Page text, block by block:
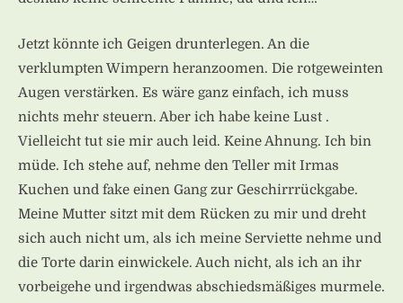
Jetzt könnte ich Geigen drunterlegen. An die
verklumpten Wimpern heranzoomen. Die rotgeweinten
Augen verstärken. Es wäre ganz einfach, ich muss
nichts mehr steuern. Aber ich habe keine Lust .
Vielleicht tut sie mir auch leid. Keine Ahnung. Ich bin
müde. Ich stehe auf, nehme den Teller mit Irmas
Kuchen und fake einen Gang zur Geschirrrückgabe.
Meine Mutter sitzt mit dem Rücken zu mir und dreht
sich auch nicht um, als ich meine Serviette nehme und
die Torte darin einwickele. Auch nicht, als ich an ihr
vorbeigehe und irgendwas abschiedsmäßiges murmele.